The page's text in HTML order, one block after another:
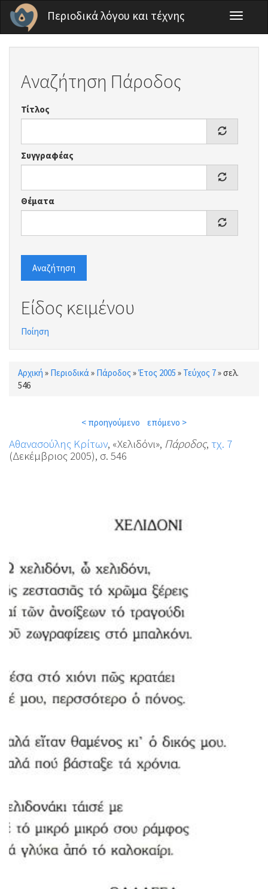
Παράκαμψη προς το κυρίως περιεχόμενο
Περιοδικά λόγου και τέχνης
Toggle
Αναζήτηση Πάροδος
Τίτλος
Συγγραφέας
Θέματα
Αναζήτηση
Είδος κειμένου
Ποίηση
Είστε εδώ
Αρχική » Περιοδικά » Πάροδος »Έτος 2005 » Τεύχος 7»σελ.
546
< προηγούμενο επόμενο >
Αθανασούλης Κρίτων, «Χελιδόνι», Πάροδος, τχ. 7
(Δεκέμβριος 2005), σ. 546